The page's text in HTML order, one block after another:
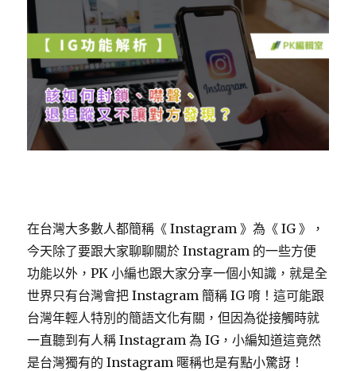
在台灣大多數人都簡稱《 Instagram 》為《 IG 》，
今天除了要跟大家聊聊關於 Instagram 的一些方便
功能以外，PK 小編也跟大家分享一個小知識，就是全
世界只有台灣會把 Instagram 簡稱 IG 唷！這可能跟
台灣年輕人特別的簡語文化有關，但因為從接觸時就
一直聽到有人稱 Instagram 為 IG，小編知道這竟然
是台灣獨有的 Instagram 暱稱也是有點小驚訝！